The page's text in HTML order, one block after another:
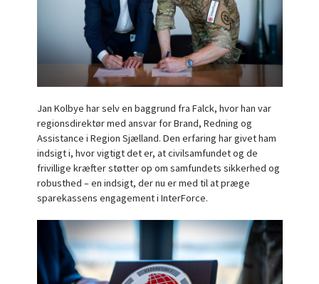
Jan Kolbye har selv en baggrund fra Falck, hvor han var
regionsdirektør med ansvar for Brand, Redning og
Assistance i Region Sjælland. Den erfaring har givet ham
indsigt i, hvor vigtigt det er, at civilsamfundet og de
frivillige kræfter støtter op om samfundets sikkerhed og
robusthed – en indsigt, der nu er med til at præge
sparekassens engagement i InterForce.